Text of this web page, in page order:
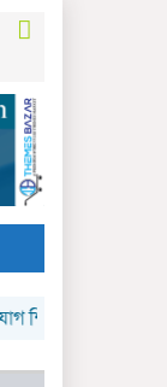
বিরুদ্ধে; প্রমাণ